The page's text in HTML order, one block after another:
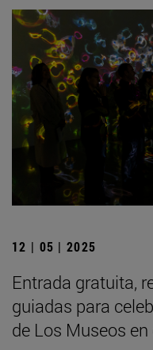
12 | 05 | 2025
Entrada gratuita,
guiadas para
de Los Museos en